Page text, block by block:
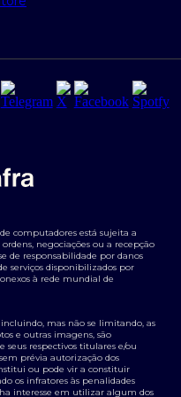
Banco Safra
de Investimento
computadores está sujeita a
negociações ou a recepção
de responsabilidade por danos
serviços disponibilizados por
à rede mundial de
mas não se limitando, as
e outras imagens, são
seus respectivos titulares e/ou
prévia autorização dos
ou pode vir a constituir
os infratores às penalidades
interesse em utilizar algum dos